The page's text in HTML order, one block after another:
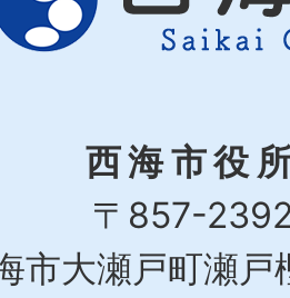
西海市役
〒857-
市大瀬戸町瀬